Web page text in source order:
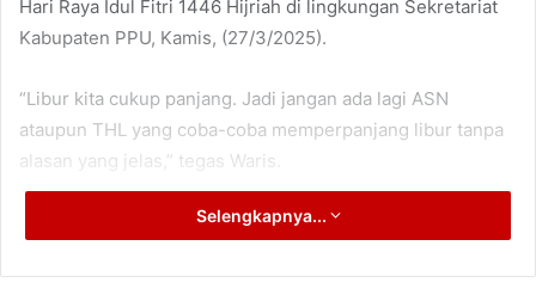
Hari Raya Idul Fitri 1446 Hijriah di lingkungan Sekretariat
Kabupaten PPU, Kamis, (27/3/2025).
“Libur kita cukup panjang. Jadi jangan ada lagi ASN
ataupun THL yang coba-coba memperpanjang libur tanpa
alasan yang jelas,” tegas Waris.
Oleh karena itu Waris mengingatkan seluruh ASN maupun
kantor sesuai jadwal yang telah ditentukan tersebut.
Selengkapnya...